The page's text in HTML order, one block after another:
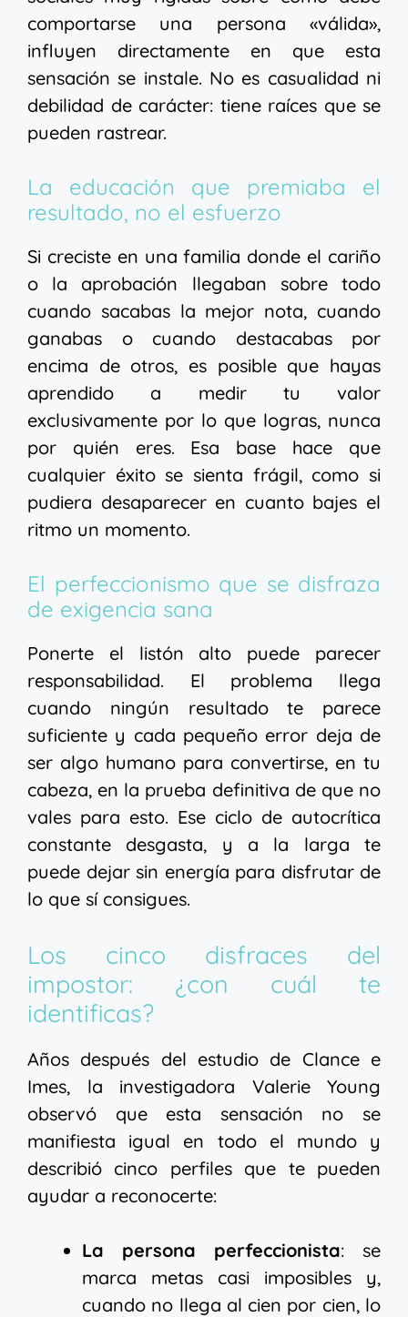
comportarse una persona «válida»,
influyen directamente en que esta
sensación se instale. No es casualidad ni
debilidad de carácter: tiene raíces que se
pueden rastrear.
La educación que premiaba el
resultado, no el esfuerzo
Si creciste en una familia donde el cariño
o la aprobación llegaban sobre todo
cuando sacabas la mejor nota, cuando
ganabas o cuando destacabas por
encima de otros, es posible que hayas
aprendido a medir tu valor
exclusivamente por lo que logras, nunca
por quién eres. Esa base hace que
cualquier éxito se sienta frágil, como si
pudiera desaparecer en cuanto bajes el
ritmo un momento.
El perfeccionismo que se disfraza
de exigencia sana
Ponerte el listón alto puede parecer
responsabilidad. El problema llega
cuando ningún resultado te parece
suficiente y cada pequeño error deja de
ser algo humano para convertirse, en tu
cabeza, en la prueba definitiva de que no
vales para esto. Ese ciclo de autocrítica
constante desgasta, y a la larga te
puede dejar sin energía para disfrutar de
lo que sí consigues.
Los cinco disfraces del
impostor: ¿con cuál te
identificas?
Años después del estudio de Clance e
Imes, la investigadora Valerie Young
observó que esta sensación no se
manifiesta igual en todo el mundo y
describió cinco perfiles que te pueden
ayudar a reconocerte:
La persona perfeccionista: se
marca metas casi imposibles y,
cuando no llega al cien por cien, lo